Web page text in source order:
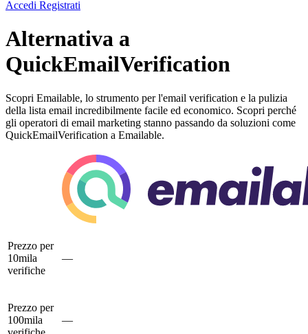
Accedi Registrati
Alternativa a
QuickEmailVerification
Scopri Emailable, lo strumento per l'email verification e la pulizia
della lista email incredibilmente facile ed economico. Scopri perché
gli operatori di email marketing stanno passando da soluzioni come
QuickEmailVerification a Emailable.
Prezzo per
10mila
verifiche
—
Prezzo per
100mila
—